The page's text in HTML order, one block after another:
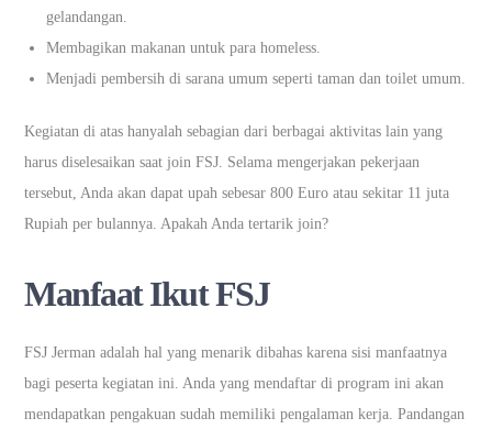
gelandangan.
Membagikan makanan untuk para homeless.
Menjadi pembersih di sarana umum seperti taman dan toilet umum.
Kegiatan di atas hanyalah sebagian dari berbagai aktivitas lain yang
harus diselesaikan saat join FSJ. Selama mengerjakan pekerjaan
tersebut, Anda akan dapat upah sebesar 800 Euro atau sekitar 11 juta
Rupiah per bulannya. Apakah Anda tertarik join?
Manfaat Ikut FSJ
FSJ Jerman adalah hal yang menarik dibahas karena sisi manfaatnya
bagi peserta kegiatan ini. Anda yang mendaftar di program ini akan
mendapatkan pengakuan sudah memiliki pengalaman kerja. Pandangan